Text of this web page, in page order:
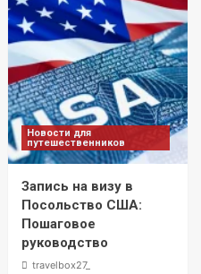
Новости для
путешественников
Запись на визу в
Посольство США:
Пошаговое
руководство
travelbox27_